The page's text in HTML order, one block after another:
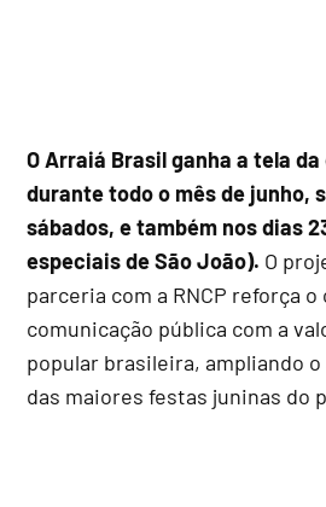
O Arraiá Brasil ganha a tela
durante todo o mês de junho,
sábados, e também nos dias
especiais de São João). O
parceria com a RNCP reforça
comunicação pública com a
popular brasileira, ampliando o
das maiores festas juninas do